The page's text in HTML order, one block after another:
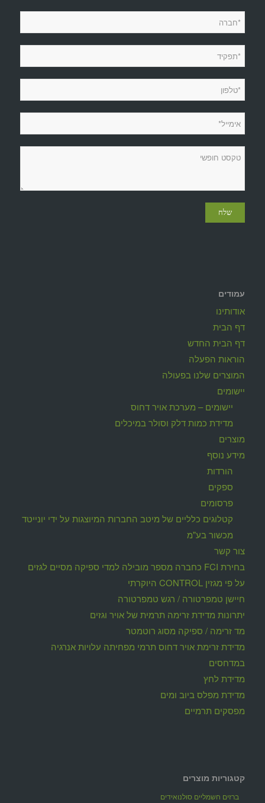
עמודים
אודותינו
דף הבית
דף הבית החדש
הוראות הפעלה
המוצרים שלנו בפעולה
יישומים
יישומים – מערכת אויר דחוס
מדידת כמות דלק וסולר במיכלים
מוצרים
מידע נוסף
הורדות
ספקים
פרסומים
קטלוגים כלליים של מיטב החברות המיוצגות על ידי יונייטד
מכשור בע"מ
צור קשר
בחירת FCI כחברה מספר מובילה למדי ספיקה מסיים לגזים
על פי מגזין CONTROL היוקרתי
חיישן טמפרטורה / רגש טמפרטורה
יתרונות מדידת זרימה תרמית של אויר וגזים
מד זרימה / ספיקה מסוג רוטמטר
מדידת זרימת אויר דחוס תרמי מפחיתה עלויות אנרגיה
במדחסים
מדידת לחץ
מדידת מפלס ביוב ומים
מפסקים תרמיים
קטגוריות מוצרים
ברזים חשמליים סולנואידים